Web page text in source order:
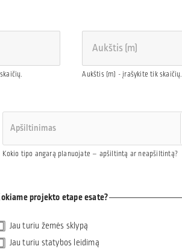
Aukštis (m) - įrašykite tik skaičių.
Kokio tipo angarą planuojate – apšiltintą ar neapšiltintą?
projekto etape esate?
Jau turiu žemės sklypą
Jau turiu statybos leidimą